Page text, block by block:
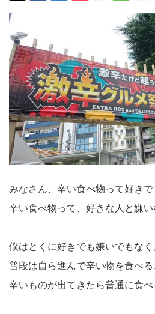
みなさん、辛い食べ物って好きで
辛い食べ物って、好きな人と嫌い
僕はとくに好きでも嫌いでもなく
普段は自ら進んで辛い物を食べる
辛いものが出てきたら普通に食べ